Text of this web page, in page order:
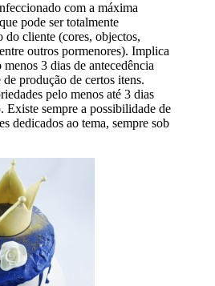
com a máxima
pode ser totalmente
do cliente (cores, objectos,
outros pormenores). Implica
3 dias de antecedência
produção de certos itens.
pelo menos até 3 dias
Existe sempre a possibilidade de
dedicados ao tema, sempre sob